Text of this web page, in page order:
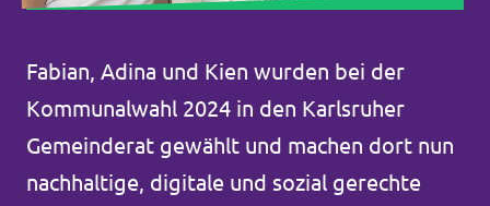
Fabian, Adina und Kien wurden bei der
Kommunalwahl 2024 in den Karlsruher
Gemeinderat gewählt und machen dort nun
nachhaltige, digitale und sozial gerechte